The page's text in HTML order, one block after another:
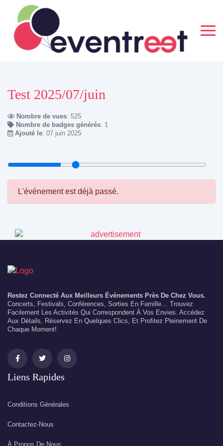
Test 2025/07/juin
Nombre de vues: 525
Nombre de badges générés: 1
Ajouté le: 07 juin 2025
L'événement est déjà passé.
Restez Connecté Aux Meilleurs Événements Près De Chez Vous.
Concerts, Festivals, Conférences, Sorties En Famille… Trouvez
Facilement Les Activités Qui Correspondent À Vos Envies. Accédez
Aux Détails, Réservez En Quelques Clics, Et Profitez Pleinement De
Chaque Moment!
Liens Rapides
Conditions Générales
Contactez-Nous
À Propos De Nous